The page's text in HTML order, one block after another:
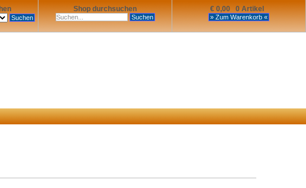
€ 0,00 0 Artikel
Shop durchsuchen